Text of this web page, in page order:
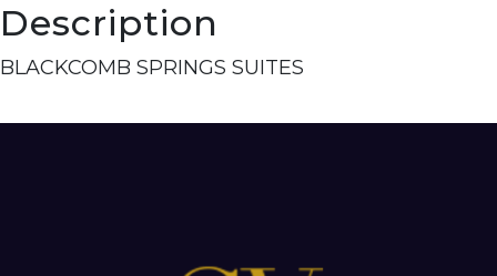
Description
BLACKCOMB SPRINGS SUITES